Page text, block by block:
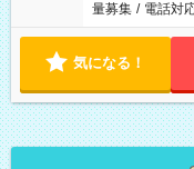
量募集 / 電話対
気になる！